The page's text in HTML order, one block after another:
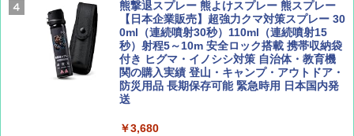
￥1,760
BE-PAL(ビ-パル) 2026年 9 月号【特別付録:
SOTO ミニマル"旅"財布 ランダム2種】
￥1,500
新しい日本地理 地図・統計・移動から読み
解く (講談社現代新書)
￥1,540
[キャンパーズコレクション 山善] 傘みたいに
広げるだけ パッとサッとテント ブラックコ
ーティング フルクローズ メッシュ 3-4人用
簡単設置 ポップアップテント エクルベージ
ュ(BC仕様) PATC-150B(EB)
￥8,991
熊撃退スプレー 熊よけスプレー 熊スプレー
【日本企業販売】超強力クマ対策スプレー 30
0ml（連続噴射30秒）110ml（連続噴射15
秒）射程5～10m 安全ロック搭載 携帯収納袋
付き ヒグマ・イノシシ対策 自治体・教育機
関の購入実績 登山・キャンプ・アウトドア・
防災用品 長期保存可能 緊急時用 日本国内発
送
￥3,680